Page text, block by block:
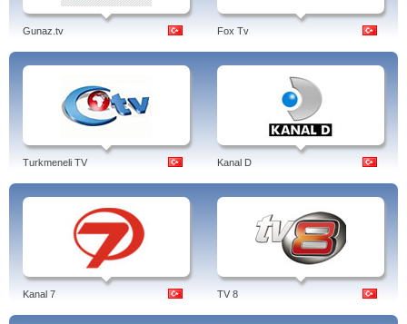
Gunaz.tv Fox Tv
Turkmeneli TV Kanal D
Kanal 7 TV 8